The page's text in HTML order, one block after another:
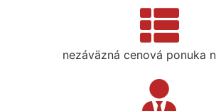
nezáväzná cenová ponuka